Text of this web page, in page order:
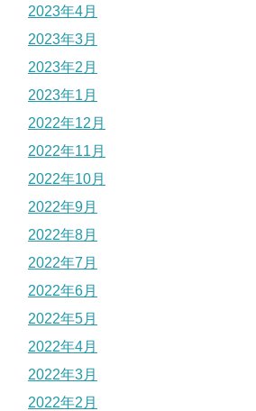
2023年4月
2023年3月
2023年2月
2023年1月
2022年12月
2022年11月
2022年10月
2022年9月
2022年8月
2022年7月
2022年6月
2022年5月
2022年4月
2022年3月
2022年2月